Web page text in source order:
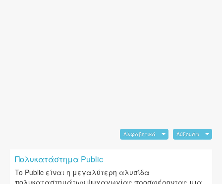
Αλφαβητικά Αύξουσα
Πολυκατάστημα Public
To Public είναι η μεγαλύτερη αλυσίδα
πολυκαταστημάτων ψυχαγωγίας προσφέροντας μια